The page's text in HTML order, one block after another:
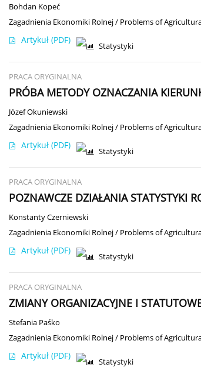
Bohdan Kopeć
Zagadnienia Ekonomiki Rolnej / Problems of
Artykuł (PDF)
Statystyki
PRACA ORYGINALNA
PRÓBA METODY OZNACZANIA
Józef Okuniewski
Zagadnienia Ekonomiki Rolnej / Problems of
Artykuł (PDF)
Statystyki
PRACA ORYGINALNA
POZNAWCZE DZIAŁANIA STATYSTYKI
Konstanty Czerniewski
Zagadnienia Ekonomiki Rolnej / Problems of
Artykuł (PDF)
Statystyki
PRACA ORYGINALNA
ZMIANY ORGANIZACYJNE I
Stefania Paśko
Zagadnienia Ekonomiki Rolnej / Problems of
Artykuł (PDF)
Statystyki